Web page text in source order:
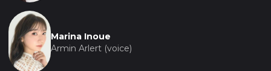
Marina Inoue
Armin Arlert (voice)